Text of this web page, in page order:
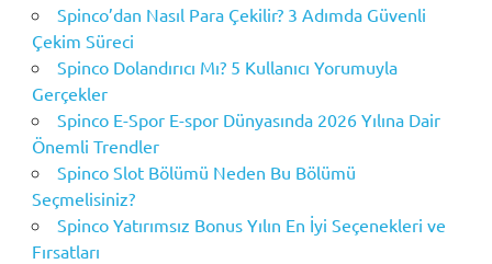
Spinco’dan Nasıl Para Çekilir? 3 Adımda Güvenli
Çekim Süreci
Spinco Dolandırıcı Mı? 5 Kullanıcı Yorumuyla
Gerçekler
Spinco E-Spor E-spor Dünyasında 2026 Yılına Dair
Önemli Trendler
Spinco Slot Bölümü Neden Bu Bölümü
Seçmelisiniz?
Spinco Yatırımsız Bonus Yılın En İyi Seçenekleri ve
Fırsatları